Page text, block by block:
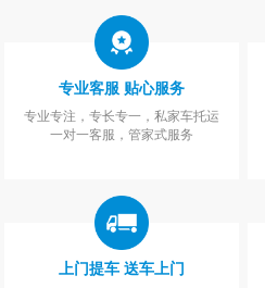
专业客服 贴心服务
专业专注，专长专一，私家车托运
一对一客服，管家式服务
上门提车 送车上门